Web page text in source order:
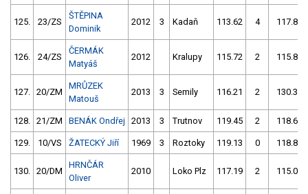
125. 23/ZS
ŠTĚPINA
Dominik
2012 3 Kadaň 113.62 4 117.84
126. 24/ZS
ČERMÁK
Matyáš
2012 Kralupy 115.72 2 115.83
127. 20/ZM
MRŮZEK
Matouš
2013 3 Semily 116.21 2 130.31
128. 21/ZM BENÁK Ondřej 2013 3 Trutnov 119.45 2 118.61
129. 10/VS ŽATECKÝ Jiří 1969 3 Roztoky 119.13 0 118.80
130. 20/DM
HRNČÁR
Oliver
2010 Loko Plz 117.19 2 115.04